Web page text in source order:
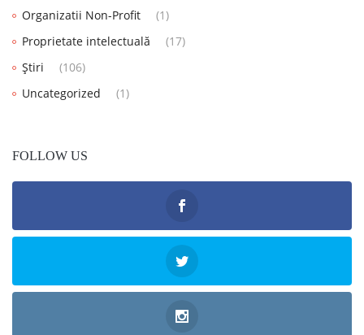
Organizatii Non-Profit
(1)
Proprietate intelectuală
(17)
Știri
(106)
Uncategorized
(1)
FOLLOW US